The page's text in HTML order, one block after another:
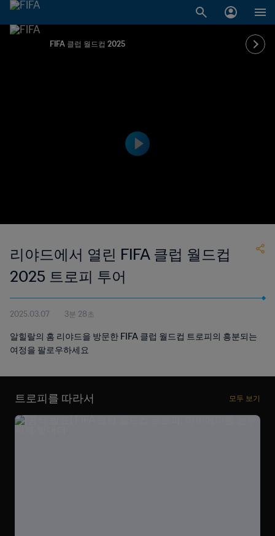
FIFA 클럽 월드컵 2025
리야드에서 열린 FIFA 클럽 월드컵
2025 트로피 투어
2025.03.07 3분 28초
알힐랄의 홈 리야드을 방문한 FIFA 클럽 월드컵 트로피의 흥분되는
여정을 팔로우하세요
트로피를 따라서 모두 보기